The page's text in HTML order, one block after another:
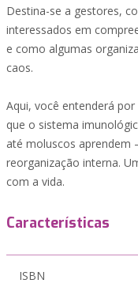
Destina-se a gestores,
interessados em
e como algumas
caos.
Aqui, você entenderá
que o sistema
até moluscos
reorganização interna.
com a vida.
Características
ISBN